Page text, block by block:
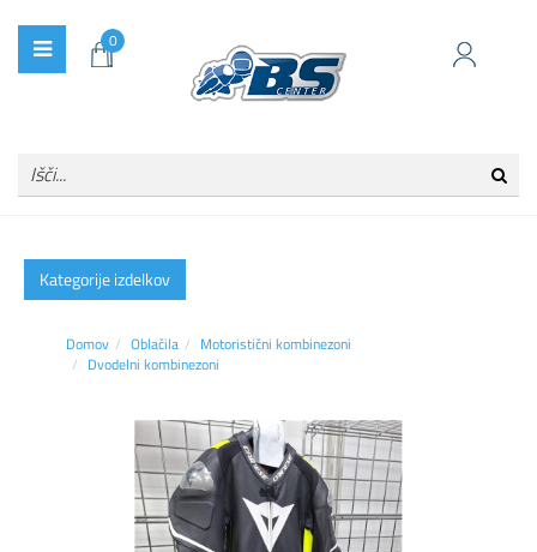
0
Kategorije izdelkov
Domov Oblačila
Motoristični kombinezoni
Dvodelni kombinezoni